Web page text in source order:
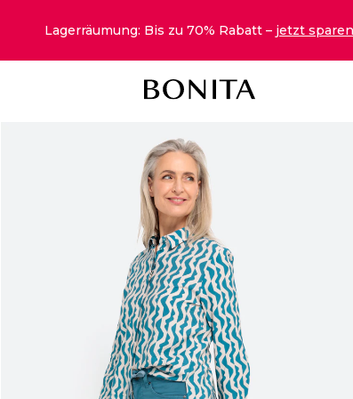
Lagerräumung: Bis zu 70% Rabatt – jetzt sparen